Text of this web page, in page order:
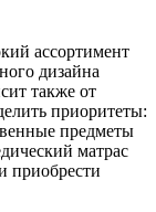
ассортимент
дизайна
также от
приоритеты:
предметы
матрас
приобрести